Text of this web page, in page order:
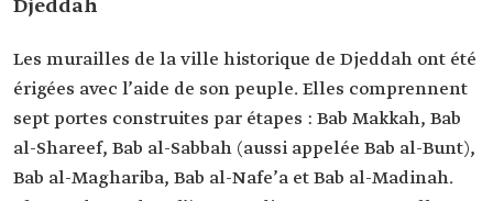
Djeddah
Les murailles de la ville historique de Djeddah ont été
érigées avec l’aide de son peuple. Elles comprennent
sept portes construites par étapes : Bab Makkah, Bab
al-Shareef, Bab al-Sabbah (aussi appelée Bab al-Bunt),
Bab al-Maghariba, Bab al-Nafe’a et Bab al-Madinah.